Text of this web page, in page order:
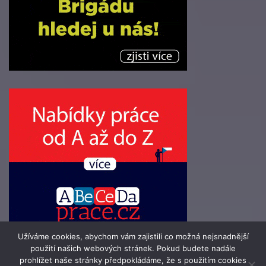
Užíváme cookies, abychom vám zajistili co možná nejsnadnější
použití našich webových stránek. Pokud budete nadále
prohlížet naše stránky předpokládáme, že s použitím cookies